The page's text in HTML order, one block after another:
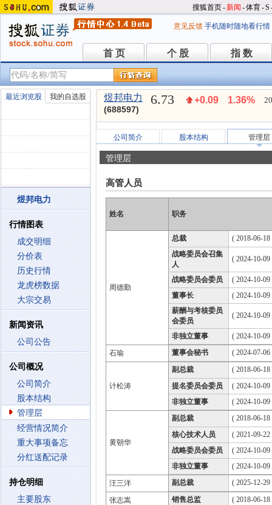
搜狐首页-新闻 -体育-S
意见反馈 手机随时随地看行情
首 页
首 页 个 股
个 股 指 数
指 数
最近浏览股 我的自选股
煜邦电力
行情图表
成交明细
分价表
历史行情
龙虎榜数据
大宗交易
新闻资讯
公司公告
公司概况
公司简介
股本结构
管理层
经营情况简介
重大事项备忘
分红送配记录
持仓明细
主要股东
煜邦电力
(688597)
6.73 +0.09 1.36%
公司简介 股本结构 管理层
管理层
高管人员
姓名 职务
周德勤
总裁
( 2018-06-
战略委员会召集
人
( 2024-10-
战略委员会委员
( 2024-10-
董事长
( 2024-10-
薪酬与考核委员
会委员
( 2024-10-
非独立董事
( 2024-10-
石瑜
董事会秘书 ( 2024-07-
计松涛
副总裁
( 2018-06-
提名委员会委员
( 2024-10-
非独立董事
( 2024-10-
黄朝华
副总裁
( 2018-06-
核心技术人员
( 2021-09-
战略委员会委员
( 2024-10-
非独立董事
( 2024-10-
汪三洋
副总裁 ( 2025-12-
张志嵩 销售总监 ( 2018-06-